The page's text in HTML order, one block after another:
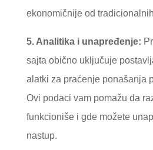
ekonomičnije od
5. Analitika i unapređenje:
sajta obično uključuje
alatki za praćenje ponašanja
Ovi podaci vam pomažu da
funkcioniše i gde možete
nastup.